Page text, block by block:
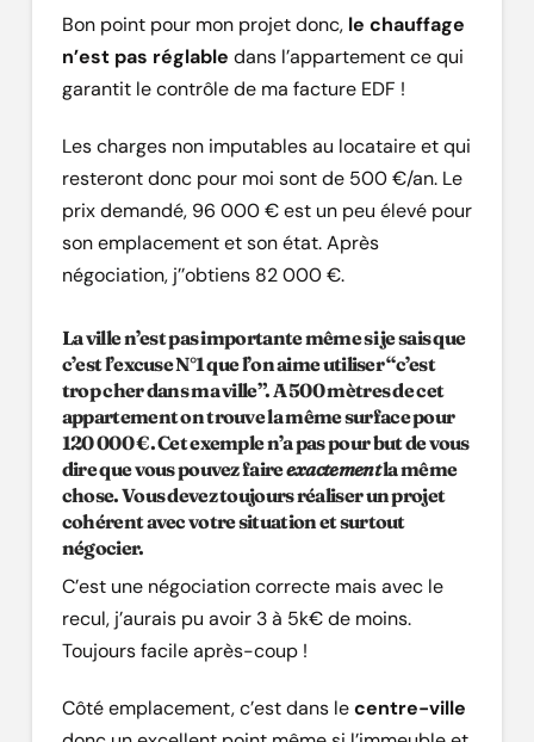
Bon point pour mon projet donc, le chauffage
n’est pas réglable dans l’appartement ce qui
garantit le contrôle de ma facture EDF !
Les charges non imputables au locataire et qui
resteront donc pour moi sont de 500 €/an. Le
prix demandé, 96 000 € est un peu élevé pour
son emplacement et son état. Après
négociation, j’’obtiens 82 000 €.
La ville n’est pas importante même si je sais que
c’est l’excuse N°1 que l’on aime utiliser “c’est
trop cher dans ma ville”. A 500 mètres de cet
appartement on trouve la même surface pour
120 000 €. Cet exemple n’a pas pour but de vous
dire que vous pouvez faireexactementla même
chose. Vous devez toujours réaliser un projet
cohérent avec votre situation et surtout
négocier.
C’est une négociation correcte mais avec le
recul, j’aurais pu avoir 3 à 5k€ de moins.
Toujours facile après-coup !
Côté emplacement, c’est dans lecentre-ville